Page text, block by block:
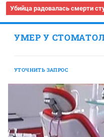
Убийца радовалась смерти
УМЕР У
УТОЧНИТЬ ЗАПРОС